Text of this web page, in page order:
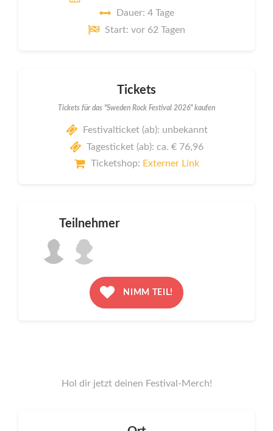
Dauer: 4 Tage
Start: vor 62 Tagen
Tickets
Tickets für das "Sweden Rock Festival 2026" kaufen
Festivalticket (ab): unbekannt
Tagesticket (ab): ca. € 76,96
Ticketshop: Externer Link
Teilnehmer
NIMM TEIL!
Hol dir jetzt deinen Festival-Merch!